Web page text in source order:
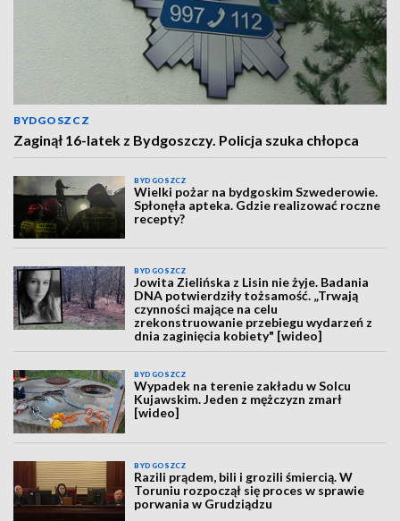
BYDGOSZCZ
Zaginął 16-latek z Bydgoszczy. Policja szuka chłopca
BYDGOSZCZ
Wielki pożar na bydgoskim Szwederowie.
Spłonęła apteka. Gdzie realizować roczne
recepty?
BYDGOSZCZ
Jowita Zielińska z Lisin nie żyje. Badania
DNA potwierdziły tożsamość. „Trwają
czynności mające na celu
zrekonstruowanie przebiegu wydarzeń z
dnia zaginięcia kobiety" [wideo]
BYDGOSZCZ
Wypadek na terenie zakładu w Solcu
Kujawskim. Jeden z mężczyzn zmarł
[wideo]
BYDGOSZCZ
Razili prądem, bili i grozili śmiercią. W
Toruniu rozpoczął się proces w sprawie
porwania w Grudziądzu